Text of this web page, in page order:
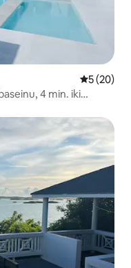
Vidutinis
5 (20)
4 min. iki